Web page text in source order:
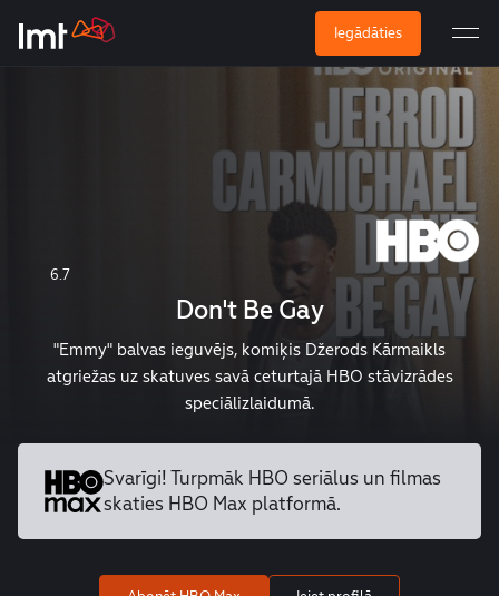
Iegādāties
6.7
Don't Be Gay
"Emmy" balvas ieguvējs, komiķis Džerods Kārmaikls
atgriežas uz skatuves savā ceturtajā HBO stāvizrādes
speciālizlaidumā.
Svarīgi! Turpmāk HBO seriālus un filmas
skaties HBO Max platformā.